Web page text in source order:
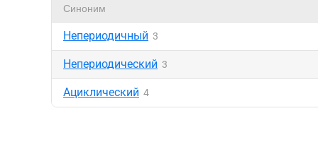
Синоним
Непериодичный 3
Непериодический 3
Ациклический 4